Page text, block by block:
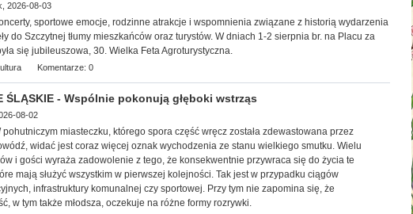
2026-08-03
sportowe emocje, rodzinne atrakcje i wspomnienia związane z historią wydarzenia
do Szczytnej tłumy mieszkańców oraz turystów. W dniach 1-2 sierpnia br. na Placu za
się jubileuszowa, 30. Wielka Feta Agroturystyczna.
Komentarze: 0
ŚLĄSKIE - Wspólnie pokonują głęboki wstrząs
08-02
pohutniczym miasteczku, którego spora część wręcz została zdewastowana przez
widać jest coraz więcej oznak wychodzenia ze stanu wielkiego smutku. Wielu
i gości wyraża zadowolenie z tego, że konsekwentnie przywraca się do życia te
mają służyć wszystkim w pierwszej kolejności. Tak jest w przypadku ciągów
infrastruktury komunalnej czy sportowej. Przy tym nie zapomina się, że
w tym także młodsza, oczekuje na różne formy rozrywki.